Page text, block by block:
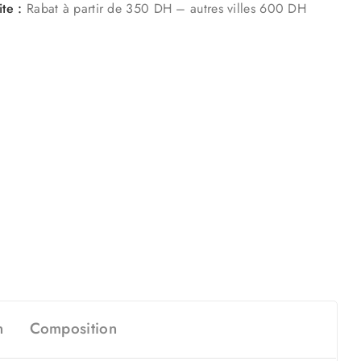
: Rabat à partir de 350 DH – autres villes 600 DH
Composition